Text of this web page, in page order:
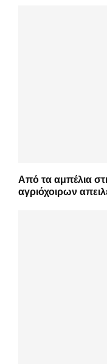
Από τα αμπέλια
αγριόχοιρων